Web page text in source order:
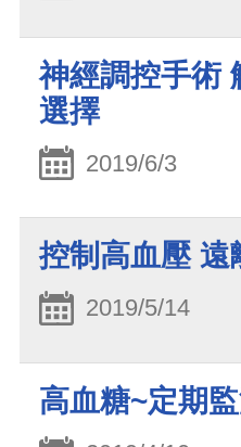
神經調控手術
選擇
2019/6/3
控制高血壓 遠
2019/5/14
高血糖~定期